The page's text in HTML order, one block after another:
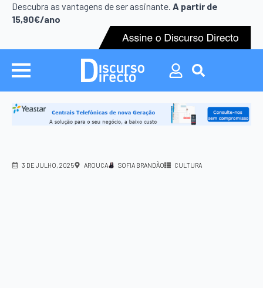
Descubra as vantagens de ser assinante. A partir de
15,90€/ano
Search
for:
Search
3 DE JULHO, 2025 AROUCA SOFIA BRANDÃO CULTURA